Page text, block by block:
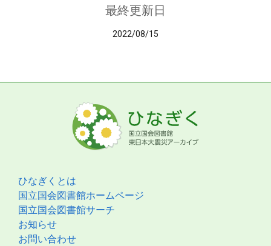
最終更新日
2022/08/15
ひなぎくとは
国立国会図書館ホームページ
国立国会図書館サーチ
お知らせ
お問い合わせ